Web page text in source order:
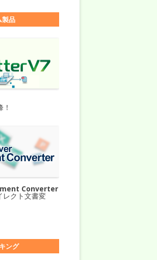
製品
Converter
レクト文書変
ング